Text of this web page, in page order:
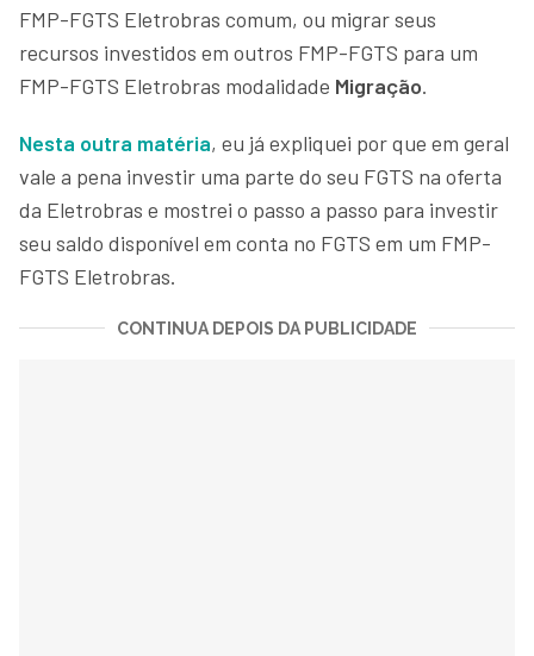
FMP-FGTS Eletrobras comum, ou migrar seus
recursos investidos em outros FMP-FGTS para um
FMP-FGTS Eletrobras modalidade Migração.
Nesta outra matéria, eu já expliquei por que em geral
vale a pena investir uma parte do seu FGTS na oferta
da Eletrobras e mostrei o passo a passo para investir
seu saldo disponível em conta no FGTS em um FMP-
FGTS Eletrobras.
CONTINUA DEPOIS DA PUBLICIDADE